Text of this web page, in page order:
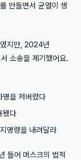
만들면서 균열이 생
지만, 2024년
소송을 제기했어요.
을 저버렸다
됐다
명령을 내려달라
들어 머스크의 법적